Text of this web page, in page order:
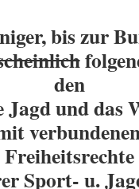
bis zur
den
Jagd und das
Freiheitsrechte
Sport- u.